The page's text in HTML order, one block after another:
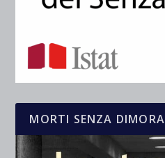
MORTI SENZA DIMORA